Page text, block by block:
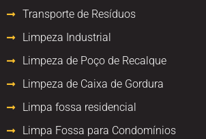
Transporte de Resíduos
Limpeza Industrial
Limpeza de Poço de Recalque
Limpeza de Caixa de Gordura
Limpa fossa residencial
Limpa Fossa para Condomínios